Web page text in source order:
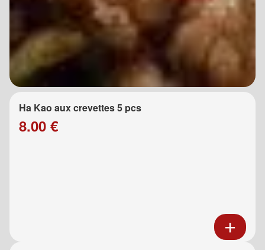
Ha Kao aux crevettes 5 pcs
8.00 €